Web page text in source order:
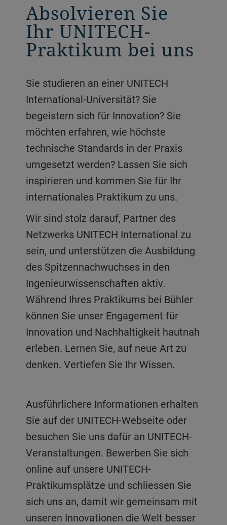
Absolvieren Sie
Ihr UNITECH-
Praktikum bei uns
Sie studieren an einer UNITECH
International-Universität? Sie
begeistern sich für Innovation? Sie
möchten erfahren, wie höchste
technische Standards in der Praxis
umgesetzt werden? Lassen Sie sich
inspirieren und kommen Sie für Ihr
internationales Praktikum zu uns.
Wir sind stolz darauf, Partner des
Netzwerks UNITECH International zu
sein, und unterstützen die Ausbildung
des Spitzennachwuchses in den
Ingenieurwissenschaften aktiv.
Während Ihres Praktikums bei Bühler
können Sie unser Engagement für
Innovation und Nachhaltigkeit hautnah
erleben. Lernen Sie, auf neue Art zu
denken. Vertiefen Sie Ihr Wissen.
Ausführlichere Informationen erhalten
Sie auf der UNITECH-Webseite oder
besuchen Sie uns dafür an UNITECH-
Veranstaltungen. Bewerben Sie sich
online auf unsere UNITECH-
Praktikumsplätze und schliessen Sie
sich uns an, damit wir gemeinsam mit
unseren Innovationen die Welt besser